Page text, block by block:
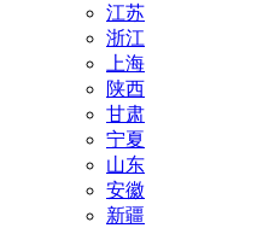
江苏
浙江
上海
陕西
甘肃
宁夏
山东
安徽
新疆